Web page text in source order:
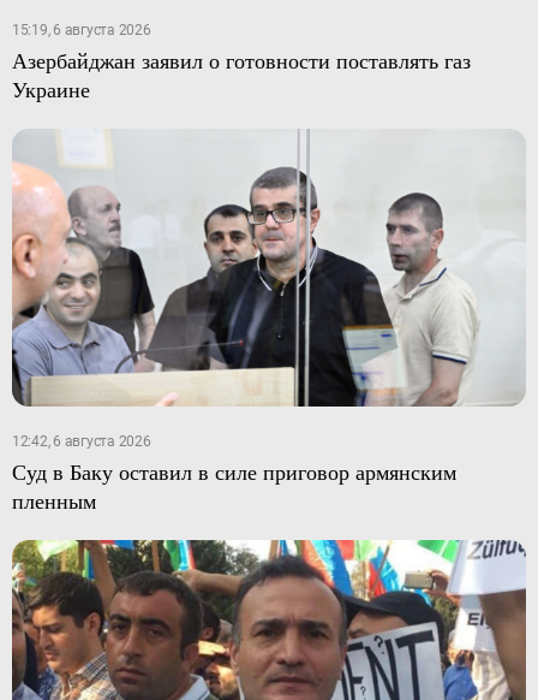
15:19, 6 августа 2026
Азербайджан заявил о готовности поставлять газ
Украине
12:42, 6 августа 2026
Суд в Баку оставил в силе приговор армянским
пленным